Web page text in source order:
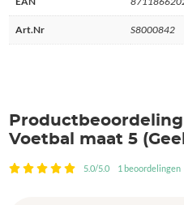
Art.Nr S8000842
Voetbal maat 5
5.0/5.0 1 beoordelingen